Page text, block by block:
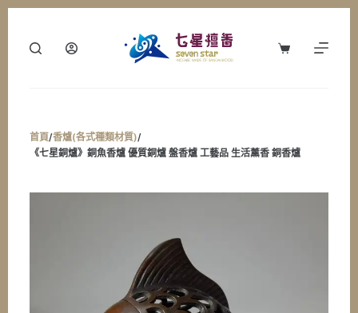
購
首頁/香爐(各式種類材質)/
《七星銅爐》銅魚香爐 優質銅爐 盤香爐 工藝品 生活薰香 銅香爐